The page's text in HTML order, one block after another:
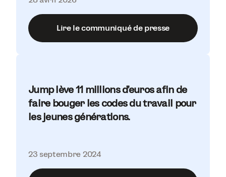
Lire le communiqué de presse
Jump lève 11 millions d’euros afin de
faire bouger les codes du travail pour
les jeunes générations.
23 septembre 2024